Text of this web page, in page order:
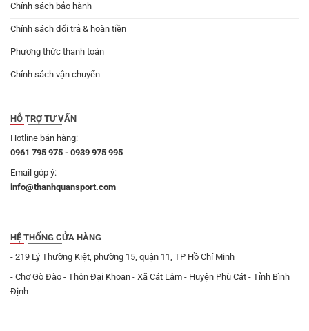
Chính sách bảo hành
Chính sách đổi trả & hoàn tiền
Phương thức thanh toán
Chính sách vận chuyển
HỖ TRỢ TƯ VẤN
Hotline bán hàng:
0961 795 975 - 0939 975 995
Email góp ý:
info@thanhquansport.com
HỆ THỐNG CỬA HÀNG
- 219 Lý Thường Kiệt, phường 15, quận 11, TP Hồ Chí Minh
- Chợ Gò Đào - Thôn Đại Khoan - Xã Cát Lâm - Huyện Phù Cát - Tỉnh Bình
Định